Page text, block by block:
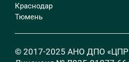
Краснодар
Тюмень
© 2017-2025 АНО ДПО «ЦПР